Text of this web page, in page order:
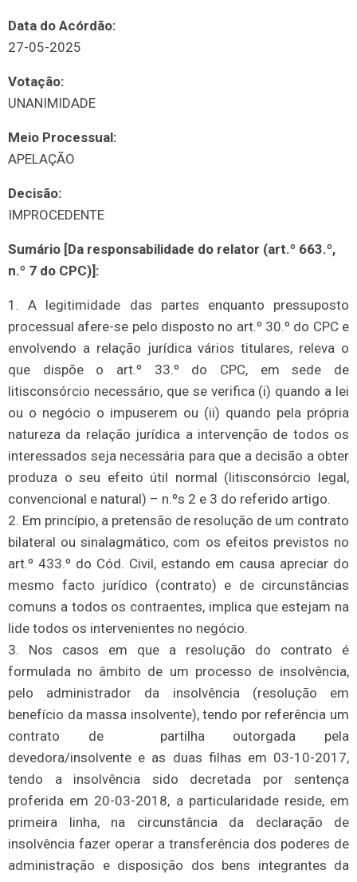
Data do Acórdão:
27-05-2025
Votação:
UNANIMIDADE
Meio Processual:
APELAÇÃO
Decisão:
IMPROCEDENTE
Sumário [Da responsabilidade do relator (art.º 663.º,
n.º 7 do CPC)]:
1. A legitimidade das partes enquanto pressuposto
processual afere-se pelo disposto no art.º 30.º do CPC e
envolvendo a relação jurídica vários titulares, releva o
que dispõe o art.º 33.º do CPC, em sede de
litisconsórcio necessário, que se verifica (i) quando a lei
ou o negócio o impuserem ou (ii) quando pela própria
natureza da relação jurídica a intervenção de todos os
interessados seja necessária para que a decisão a obter
produza o seu efeito útil normal (litisconsórcio legal,
convencional e natural) – n.ºs 2 e 3 do referido artigo.
2. Em princípio, a pretensão de resolução de um contrato
bilateral ou sinalagmático, com os efeitos previstos no
art.º 433.º do Cód. Civil, estando em causa apreciar do
mesmo facto jurídico (contrato) e de circunstâncias
comuns a todos os contraentes, implica que estejam na
lide todos os intervenientes no negócio.
3. Nos casos em que a resolução do contrato é
formulada no âmbito de um processo de insolvência,
pelo administrador da insolvência (resolução em
benefício da massa insolvente), tendo por referência um
contrato de partilha outorgada pela
devedora/insolvente e as duas filhas em 03-10-2017,
tendo a insolvência sido decretada por sentença
proferida em 20-03-2018, a particularidade reside, em
primeira linha, na circunstância da declaração de
insolvência fazer operar a transferência dos poderes de
administração e disposição dos bens integrantes da